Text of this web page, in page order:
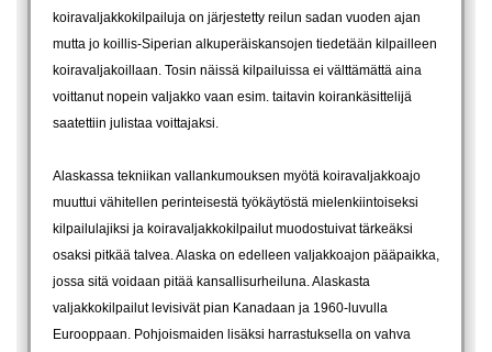
koiravaljakkokilpailuja on järjestetty reilun sadan vuoden ajan
mutta jo koillis-Siperian alkuperäiskansojen tiedetään kilpailleen
koiravaljakoillaan. Tosin näissä kilpailuissa ei välttämättä aina
voittanut nopein valjakko vaan esim. taitavin koirankäsittelijä
saatettiin julistaa voittajaksi.
Alaskassa tekniikan vallankumouksen myötä koiravaljakkoajo
muuttui vähitellen perinteisestä työkäytöstä mielenkiintoiseksi
kilpailulajiksi ja koiravaljakkokilpailut muodostuivat tärkeäksi
osaksi pitkää talvea. Alaska on edelleen valjakkoajon pääpaikka,
jossa sitä voidaan pitää kansallisurheiluna. Alaskasta
valjakkokilpailut levisivät pian Kanadaan ja 1960-luvulla
Eurooppaan. Pohjoismaiden lisäksi harrastuksella on vahva